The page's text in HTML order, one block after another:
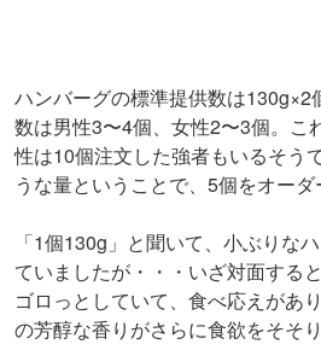
ハンバーグの標準提供数は130g×2
数は男性3〜4個、女性2〜3個。こ
性は10個注文した強者もいるそう
うな量ということで、5個をオーダ
「1個130g」と聞いて、小ぶりな
ていましたが・・・いざ対面する
ゴロっとしていて、食べ応えがあ
の芳醇な香りがさらに食欲をそそり